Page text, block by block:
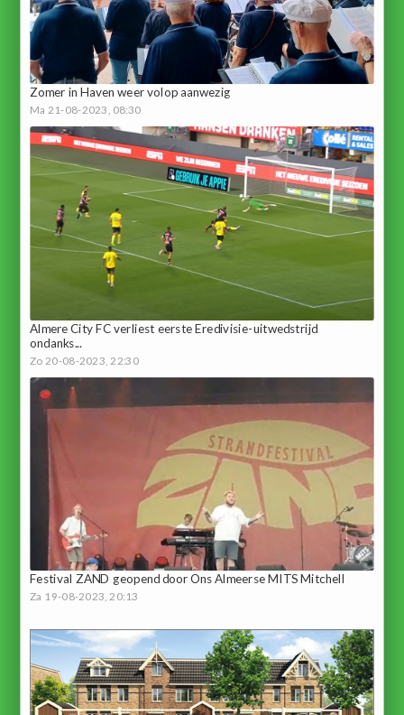
Zomer in Haven weer volop aanwezig
Ma 21-08-2023, 08:30
Almere City FC verliest eerste Eredivisie-uitwedstrijd
ondanks...
Zo 20-08-2023, 22:30
Festival ZAND geopend door Ons Almeerse MITS Mitchell
Za 19-08-2023, 20:13